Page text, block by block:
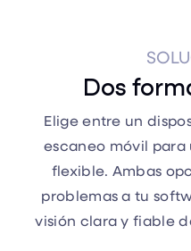
Dos
Elige entre un
escaneo móvil
flexible. Ambas
problemas a tu
visión clara y fiable